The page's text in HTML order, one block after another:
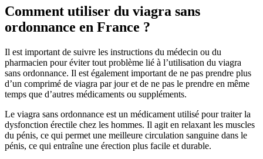
Comment utiliser du viagra sans
ordonnance en France ?
Il est important de suivre les instructions du médecin ou du
pharmacien pour éviter tout problème lié à l’utilisation du viagra
sans ordonnance. Il est également important de ne pas prendre plus
d’un comprimé de viagra par jour et de ne pas le prendre en même
temps que d’autres médicaments ou suppléments.
Le viagra sans ordonnance est un médicament utilisé pour traiter la
dysfonction érectile chez les hommes. Il agit en relaxant les muscles
du pénis, ce qui permet une meilleure circulation sanguine dans le
pénis, ce qui entraîne une érection plus facile et durable.